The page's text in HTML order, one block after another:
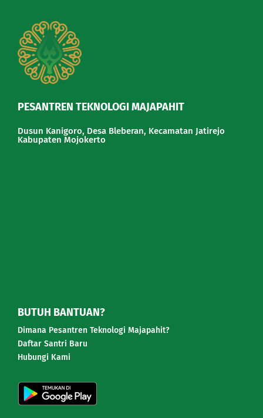
PESANTREN TEKNOLOGI MAJAPAHIT
Dusun Kanigoro, Desa Bleberan, Kecamatan Jatirejo
Kabupaten Mojokerto
BUTUH BANTUAN?
Dimana Pesantren Teknologi Majapahit?
Daftar Santri Baru
Hubungi Kami